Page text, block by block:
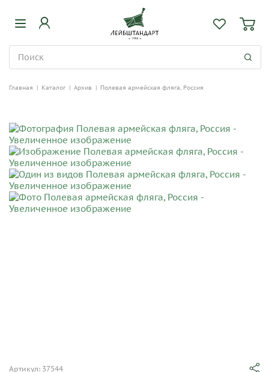
Главная | Каталог | Архив | Полевая армейская фляга, Россия
Артикул: 37544